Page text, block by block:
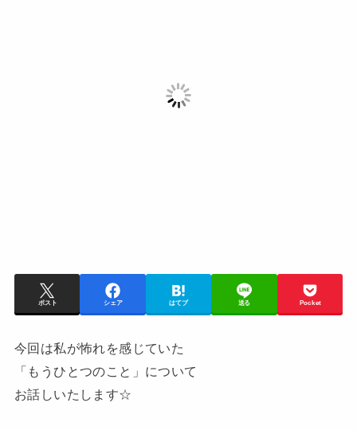
ポスト シェア はてブ 送る Pocket
今回は私が怖れを感じていた
「もうひとつのこと」について
お話しいたします☆